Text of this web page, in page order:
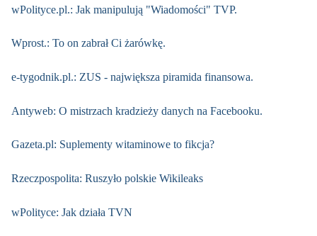
wPolityce.pl.: Jak manipulują "Wiadomości" TVP.
Wprost.: To on zabrał Ci żarówkę.
e-tygodnik.pl.: ZUS - największa piramida finansowa.
Antyweb: O mistrzach kradzieży danych na Facebooku.
Gazeta.pl: Suplementy witaminowe to fikcja?
Rzeczpospolita: Ruszyło polskie Wikileaks
wPolityce: Jak działa TVN